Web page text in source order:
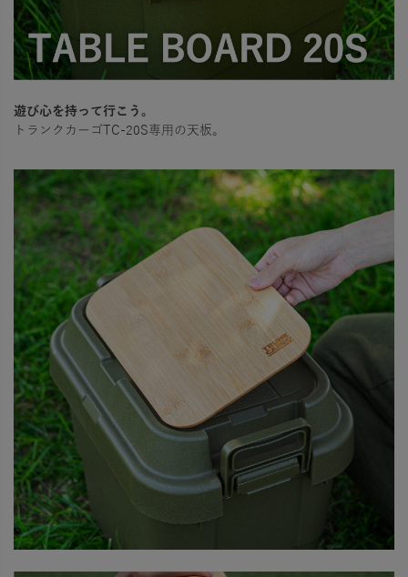
遊び心を持って行こう。
トランクカーゴTC-20S専用の天板。